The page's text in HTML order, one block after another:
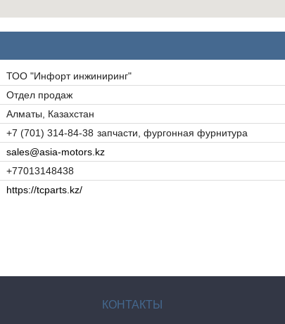
ТОО "Инфорт инжиниринг"
Отдел продаж
Алматы, Казахстан
+7 (701) 314-84-38 запчасти, фургонная фурнитура
sales@asia-motors.kz
+77013148438
https://tcparts.kz/